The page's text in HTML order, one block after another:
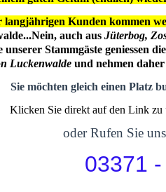
langjährigen Kunden kommen
auch aus Jüterbog,
unserer Stammgäste geniessen
Luckenwaldeund nehmen daher
Sie möchten gleich einen Platz
Klicken Sie direkt auf den Link zu
oder Rufen Sie
03371